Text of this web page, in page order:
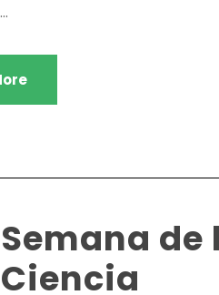
Semana de
Ciencia